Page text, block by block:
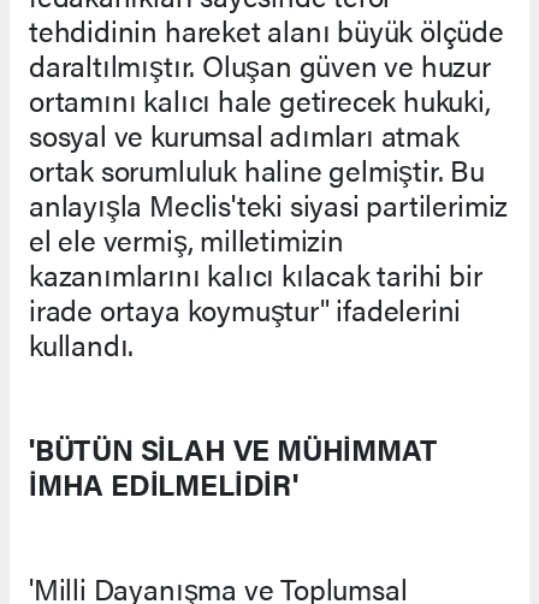
tehdidinin hareket alanı büyük ölçüde
daraltılmıştır. Oluşan güven ve huzur
ortamını kalıcı hale getirecek hukuki,
sosyal ve kurumsal adımları atmak
ortak sorumluluk haline gelmiştir. Bu
anlayışla Meclis'teki siyasi partilerimiz
el ele vermiş, milletimizin
kazanımlarını kalıcı kılacak tarihi bir
irade ortaya koymuştur" ifadelerini
kullandı.
'BÜTÜN SİLAH VE MÜHİMMAT
İMHA EDİLMELİDİR'
'Milli Dayanışma ve Toplumsal